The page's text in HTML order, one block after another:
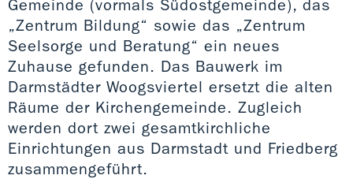
Gemeinde (vormals Südostgemeinde), das
„Zentrum Bildung“ sowie das „Zentrum
Seelsorge und Beratung“ ein neues
Zuhause gefunden. Das Bauwerk im
Darmstädter Woogsviertel ersetzt die alten
Räume der Kirchengemeinde. Zugleich
werden dort zwei gesamtkirchliche
Einrichtungen aus Darmstadt und Friedberg
zusammengeführt.